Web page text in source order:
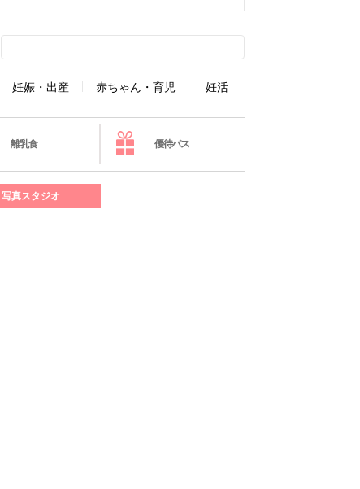
妊娠・出産 赤ちゃん・育児 妊活
離乳食 優待パス
写真スタジオ